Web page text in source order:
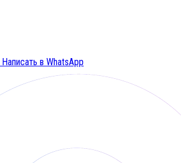
Написать в WhatsApp